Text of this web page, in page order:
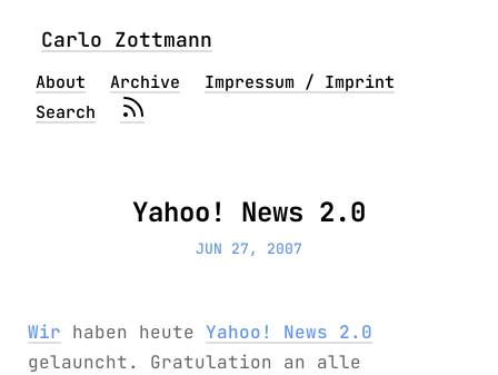
Carlo Zottmann
About Archive
Impressum / Imprint
Search
Yahoo! News 2.0
JUN 27, 2007
Wir haben heute Yahoo! News 2.0
gelauncht. Gratulation an alle